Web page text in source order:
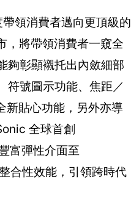
領消費者邁向更頂級的
，將帶領消費者一窺全
夠彰顯襯托出內斂細部
符號圖示功能、焦距／
新貼心功能，另外亦導
全球首創
富彈性介面至
合性效能，引領跨時代